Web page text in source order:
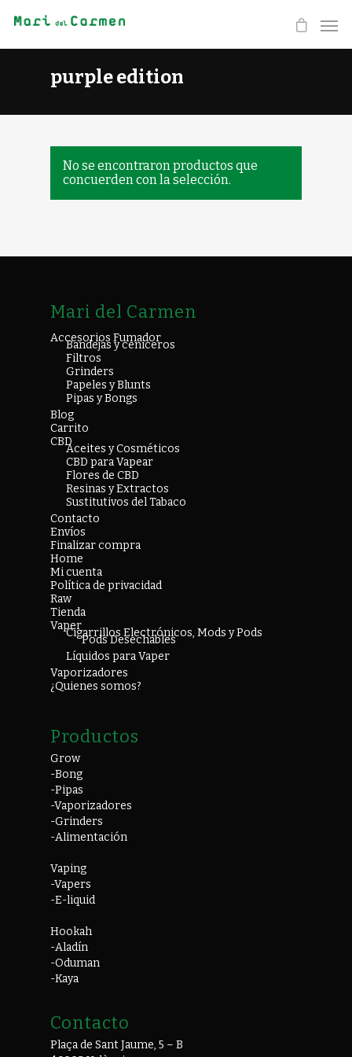
purple edition
No se encontraron productos que
concuerden con la selección.
Mari del Carmen
Accesorios Fumador
Bandejas y ceniceros
Filtros
Grinders
Papeles y Blunts
Pipas y Bongs
Blog
Carrito
CBD
Aceites y Cosméticos
CBD para Vapear
Flores de CBD
Resinas y Extractos
Sustitutivos del Tabaco
Contacto
Envíos
Finalizar compra
Home
Mi cuenta
Política de privacidad
Raw
Tienda
Vaper
Cigarrillos Electrónicos, Mods y Pods
Pods Desechables
Líquidos para Vaper
Vaporizadores
¿Quienes somos?
Productos
Grow
-Bong
-Pipas
-Vaporizadores
-Grinders
-Alimentación
Vaping
-Vapers
-E-liquid
Hookah
-Aladín
-Oduman
-Kaya
Contacto
Plaça de Sant Jaume, 5 – B